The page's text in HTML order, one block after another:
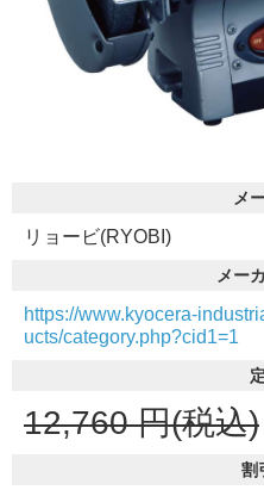
メ
リョービ(RYOBI)
メー
https://www.kyocera-
ucts/category.php?cid1=1
12,760 円(税込)
割